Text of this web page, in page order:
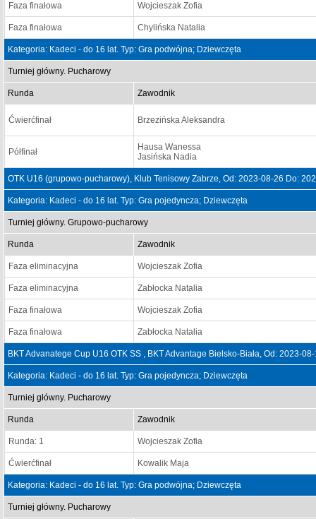
Faza finałowa Wojcieszak Zofia
Faza finałowa Chylińska Natalia
Kategoria: Kadeci - do 16 lat. Typ: Gra podwójna; Dziewczęta
Turniej główny. Pucharowy
Runda Zawodnik
Ćwierćfinał Brzezińska Aleksandra
Półfinał
Hausa Wanessa
Jasińska Nadia
OTK U16 (grupowo-pucharowy), Klub Tenisowy Zabrze, Od: 2023-08-26 Do:
Kategoria: Kadeci - do 16 lat. Typ: Gra pojedyncza; Dziewczęta
Turniej główny. Grupowo-pucharowy
Runda Zawodnik
Faza eliminacyjna Wojcieszak Zofia
Faza eliminacyjna Zabłocka Natalia
Faza finałowa Wojcieszak Zofia
Faza finałowa Zabłocka Natalia
BKT Advanatege Cup U16 OTK SS , BKT Advantage Bielsko-Biała, Od: 2023-
Kategoria: Kadeci - do 16 lat. Typ: Gra pojedyncza; Dziewczęta
Turniej główny. Pucharowy
Runda Zawodnik
Runda: 1 Wojcieszak Zofia
Ćwierćfinał Kowalik Maja
Kategoria: Kadeci - do 16 lat. Typ: Gra podwójna; Dziewczęta
Turniej główny. Pucharowy